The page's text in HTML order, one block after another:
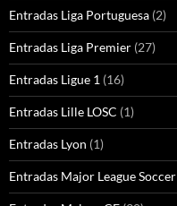
Entradas Liga Portuguesa (2)
Entradas Liga Premier (27)
Entradas Ligue 1 (16)
Entradas Lille LOSC (1)
Entradas Lyon (1)
Entradas Major League Soccer